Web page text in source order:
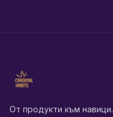
От продукти към навици.